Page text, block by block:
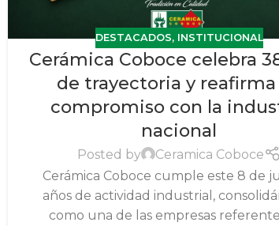
DESTACADOS, INSTITUCIONAL
Cerámica Coboce celebra
de trayectoria y reafirma
compromiso con la
nacional
Posted by
Ceramica Coboce
Cerámica Coboce cumple este 8 de
años de actividad industrial,
como una de las empresas